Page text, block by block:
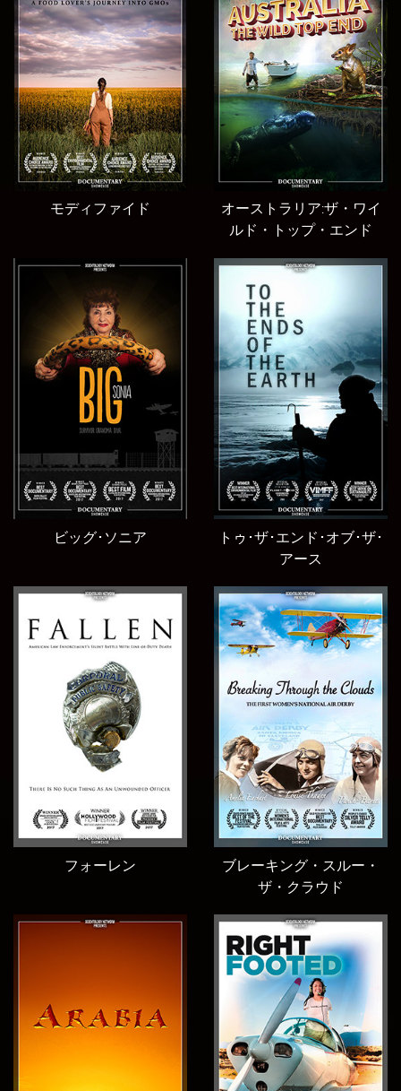
モディファイド
オーストラリア:ザ・ワイ
ルド・トップ・エンド
ビッグ･ソニア
トゥ･ザ･エンド･オブ･ザ･
アース
フォーレン
ブレーキング・スルー・
ザ・クラウド